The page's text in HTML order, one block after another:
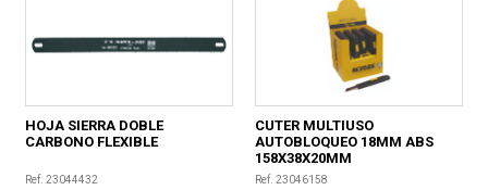
HOJA SIERRA DOBLE
CARBONO FLEXIBLE
Ref. 23044432
CUTER MULTIUSO
AUTOBLOQUEO 18MM ABS
158X38X20MM
Ref. 23046158